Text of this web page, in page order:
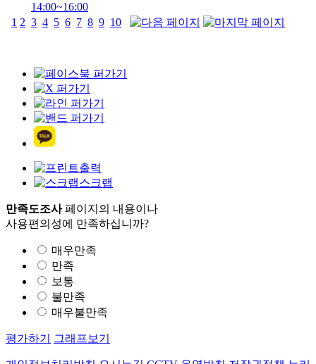
14:00~16:00
1 2 3 4 5 6 7 8 9 10
출력
스크랩
만족도조사페이지의 내용이나
사용편의성에 만족하십니까?
매우만족
만족
보통
불만족
매우불만족
평가하기 그래프보기